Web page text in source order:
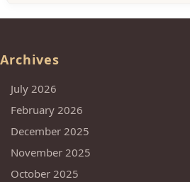
Archives
July 2026
February 2026
December 2025
November 2025
October 2025